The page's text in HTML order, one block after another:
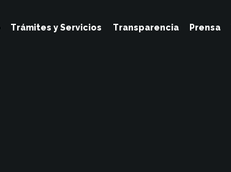
Trámites y Servicios Transparencia Prensa